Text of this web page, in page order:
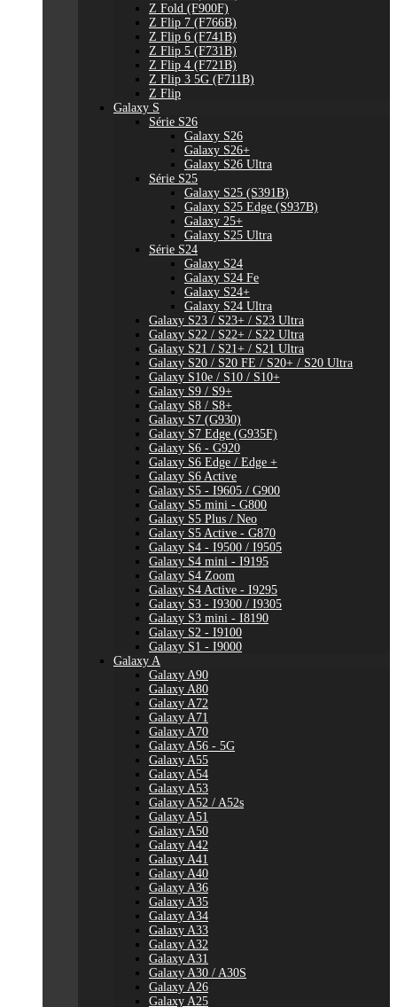
Z Fold (F900F)
Z Flip 7 (F766B)
Z Flip 6 (F741B)
Z Flip 5 (F731B)
Z Flip 4 (F721B)
Z Flip 3 5G (F711B)
Z Flip
Galaxy S
Série S26
Galaxy S26
Galaxy S26+
Galaxy S26 Ultra
Série S25
Galaxy S25 (S391B)
Galaxy S25 Edge (S937B)
Galaxy 25+
Galaxy S25 Ultra
Série S24
Galaxy S24
Galaxy S24 Fe
Galaxy S24+
Galaxy S24 Ultra
Galaxy S23 / S23+ / S23 Ultra
Galaxy S22 / S22+ / S22 Ultra
Galaxy S21 / S21+ / S21 Ultra
Galaxy S20 / S20 FE / S20+ / S20 Ultra
Galaxy S10e / S10 / S10+
Galaxy S9 / S9+
Galaxy S8 / S8+
Galaxy S7 (G930)
Galaxy S7 Edge (G935F)
Galaxy S6 - G920
Galaxy S6 Edge / Edge +
Galaxy S6 Active
Galaxy S5 - I9605 / G900
Galaxy S5 mini - G800
Galaxy S5 Plus / Neo
Galaxy S5 Active - G870
Galaxy S4 - I9500 / I9505
Galaxy S4 mini - I9195
Galaxy S4 Zoom
Galaxy S4 Active - I9295
Galaxy S3 - I9300 / I9305
Galaxy S3 mini - I8190
Galaxy S2 - I9100
Galaxy S1 - I9000
Galaxy A
Galaxy A90
Galaxy A80
Galaxy A72
Galaxy A71
Galaxy A70
Galaxy A56 - 5G
Galaxy A55
Galaxy A54
Galaxy A53
Galaxy A52 / A52s
Galaxy A51
Galaxy A50
Galaxy A42
Galaxy A41
Galaxy A40
Galaxy A36
Galaxy A35
Galaxy A34
Galaxy A33
Galaxy A32
Galaxy A31
Galaxy A30 / A30S
Galaxy A26
Galaxy A25